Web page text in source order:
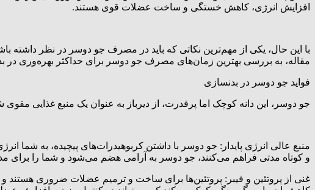
افزایش انرژی، کاهش خستگی و ساخت عضلات قوی هستند.
با این حال، یکی از مهم‌ترین نکاتی که باید در مصرف جو دوسر در نظر داشته
مقاله، به بررسی بهترین زمان‌های مصرف جو دوسر برای حداکثر بهره‌وری در
فواید جو دوسر در بدنسازی
جو دوسر، این دانه کوچک اما پرقدرت، از دیرباز به عنوان یک منبع غذایی
منبع عالی انرژی پایدار: جو دوسر با داشتن کربوهیدرات‌های پیچیده، به شما
و کوتاه مدتی فراهم می‌کنند، جو دوسر به آرامی هضم می‌شود و شما را برای
غنی از پروتئین و فیبر: پروتئین‌ها برای ساخت و ترمیم عضلات ضروری هستند و